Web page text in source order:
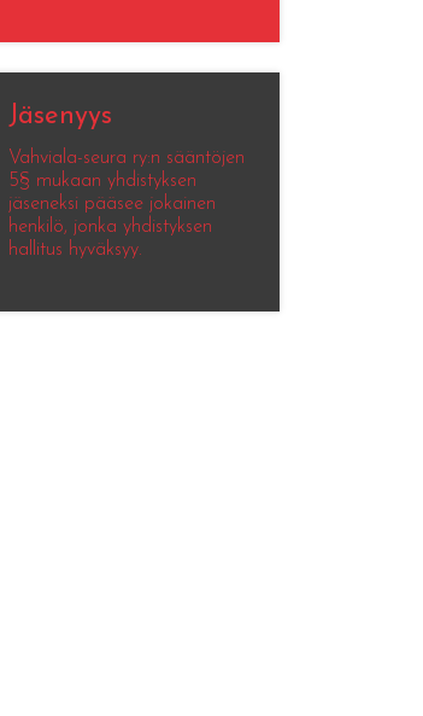
Jäsenyys
Vahviala-seura ry:n sääntöjen
5§ mukaan yhdistyksen
jäseneksi pääsee jokainen
henkilö, jonka yhdistyksen
hallitus hyväksyy.